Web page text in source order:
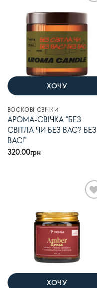
ХОЧУ
ВОСКОВІ СВІЧКИ
АРОМА-СВІЧКА “БЕЗ
СВІТЛА ЧИ БЕЗ ВАС? БЕЗ
ВАС!”
320.00грн
ХОЧУ